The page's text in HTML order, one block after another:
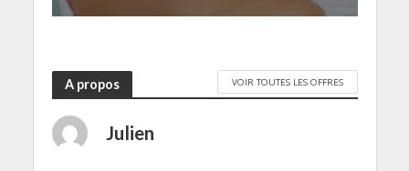
A propos VOIR TOUTES LES OFFRES
Julien